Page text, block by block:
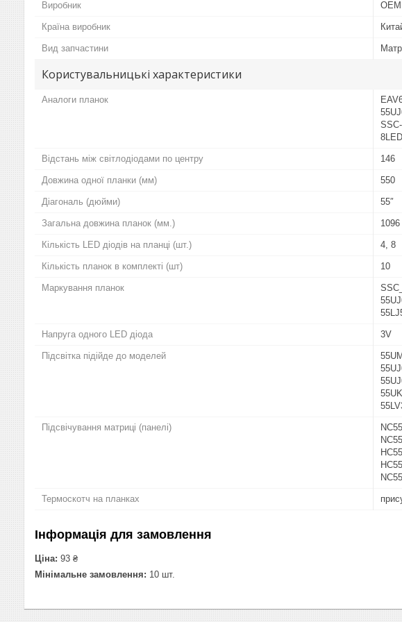
Виробник OEM
Країна виробник
Вид запчастини
Користувальницькі характеристики
Аналоги планок
Відстань між світлодіодами по центру 146
Довжина одної планки (мм) 550
Діагональ (дюйми) 55″
Загальна довжина планок (мм.) 1096
Кількість LED діодів на планці (шт.) 4, 8
Кількість планок в комплекті (шт) 10
Маркування планок
Напруга одного LED діода 3V
Підсвітка підійде до моделей
Підсвічування матриці (панелі)
Термоскотч на планках
Інформація для замовлення
Ціна: 93 ₴
Мінімальне замовлення: 10 шт.